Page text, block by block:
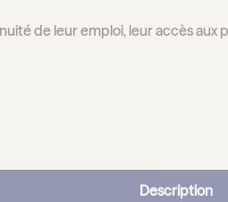
de leur emploi, leur accès aux
Description